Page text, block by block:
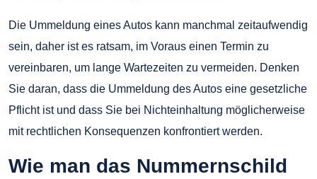
Die Ummeldung eines Autos kann manchmal zeitaufwendig
sein, daher ist es ratsam, im Voraus einen Termin zu
vereinbaren, um lange Wartezeiten zu vermeiden. Denken
Sie daran, dass die Ummeldung des Autos eine gesetzliche
Pflicht ist und dass Sie bei Nichteinhaltung möglicherweise
mit rechtlichen Konsequenzen konfrontiert werden.
Wie man das Nummernschild